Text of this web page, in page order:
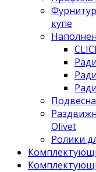
купе
Olivet
Ролики